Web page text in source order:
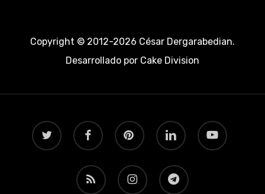
Copyright © 2012-2026 César Dergarabedian.
Desarrollado porCake Division
twitter facebook pinterest linkedin youtube
RSS instagram telegram